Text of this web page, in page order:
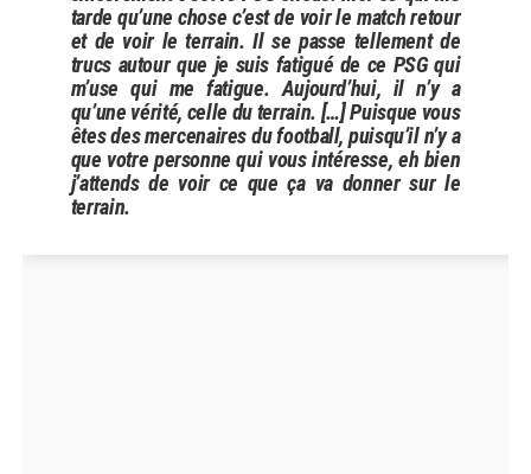
tarde qu’une chose c’est de voir le match retour
et de voir le terrain. Il se passe tellement de
trucs autour que je suis fatigué de ce PSG qui
m’use qui me fatigue. Aujourd’hui, il n’y a
qu’une vérité, celle du terrain. […] Puisque vous
êtes des mercenaires du football, puisqu’il n’y a
que votre personne qui vous intéresse, eh bien
j’attends de voir ce que ça va donner sur le
terrain.